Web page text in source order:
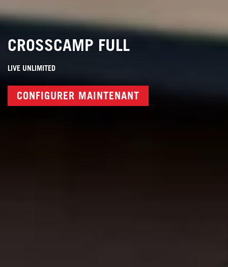
CROSSCAMP FULL
LIVE UNLIMITED
CONFIGURER MAINTENANT